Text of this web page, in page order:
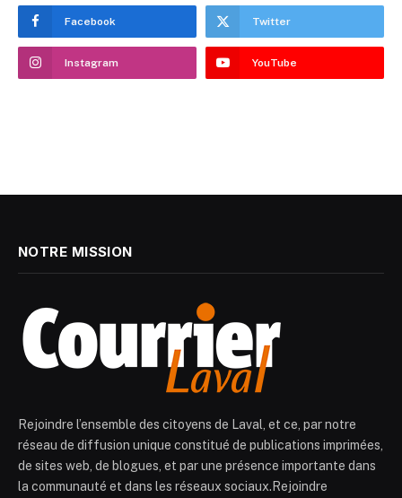
Facebook Twitter
Instagram YouTube
NOTRE MISSION
Rejoindre l’ensemble des citoyens de Laval, et ce, par notre
réseau de diffusion unique constitué de publications imprimées,
de sites web, de blogues, et par une présence importante dans
la communauté et dans les réseaux sociaux.Rejoindre